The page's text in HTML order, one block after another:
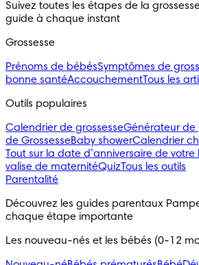
Suivez toutes les étapes de la
guide à chaque instant
Grossesse
Prénoms de bébésSymptômes de
bonne santéAccouchementTous les
Outils populaires
Calendrier de grossesseGénérateur de
de GrossesseBaby showerCalendrier
Tout sur la date d’anniversaire de votre
valise de maternitéQuizTous les outils
Parentalité
Découvrez les guides parentaux
chaque étape importante
Les nouveau-nés et les bébés (0-12